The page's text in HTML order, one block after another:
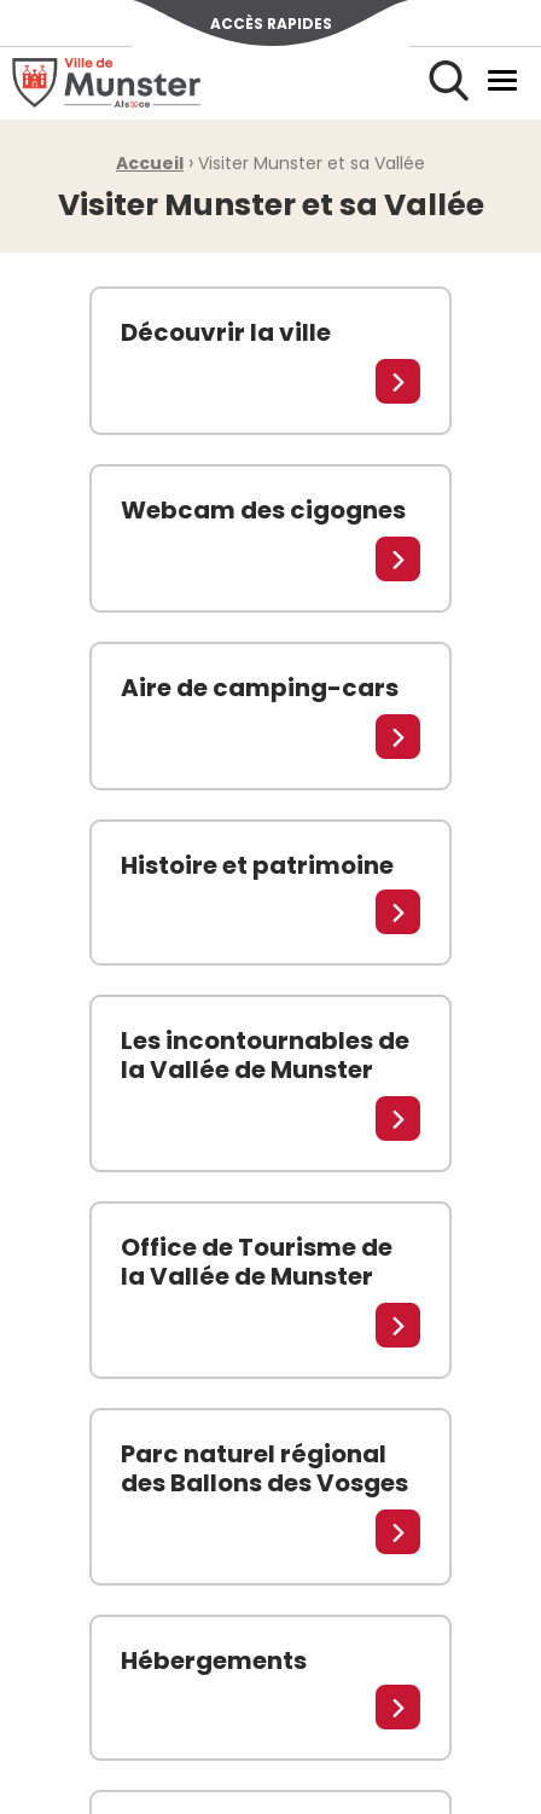
ACCÈS RAPIDES
Ville de Munster (Alsace) Située au cœur de l’Alsace et de
Rechercher
Fil d'Ariane :Accueil › Visiter Munster et sa Vallée
Visiter Munster et sa Vallée
Découvrir la ville
Le centre-ville Découvrez le cœur de la ville de
Lire la suite
Webcam des cigognes
Cliquez sur play pour visionner les live Webcam
Lire la suite
Aire de camping-cars
Idéalement située : Proximité immédiate du
Lire la suite
Histoire et patrimoine
Lire la suite
Les incontournables de
la Vallée de Munster
La gastronomie… > Les fermes auberges > Les
Lire la suite
Office de Tourisme de
la Vallée de Munster
Que voir, que faire et où dormir dans la Vallée
Lire la suite
Parc naturel régional
des Ballons des Vosges
Le Parc des Ballons des Vosges est l’un des
Lire la suite
Hébergements
Lire la suite